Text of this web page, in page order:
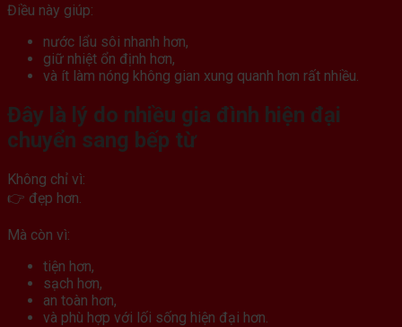
Điều này giúp:
nước lẩu sôi nhanh hơn,
giữ nhiệt ổn định hơn,
và ít làm nóng không gian xung quanh hơn rất nhiều.
Đây là lý do nhiều gia đình hiện đại
chuyển sang bếp từ
Không chỉ vì:
👉 đẹp hơn.
Mà còn vì:
tiện hơn,
sạch hơn,
an toàn hơn,
và phù hợp với lối sống hiện đại hơn.